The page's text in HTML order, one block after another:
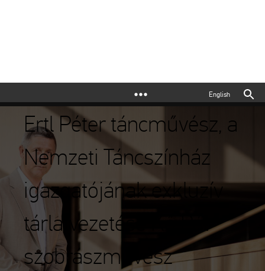
English
Ertl Péter táncművész, a
Nemzeti Táncszínház
igazgatójának exkluzív
tárlatvezetése Kő Pál
szobrászművész